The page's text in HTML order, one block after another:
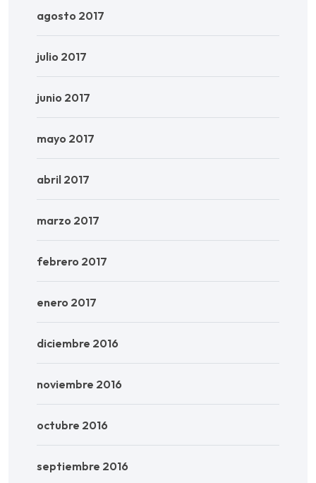
agosto 2017
julio 2017
junio 2017
mayo 2017
abril 2017
marzo 2017
febrero 2017
enero 2017
diciembre 2016
noviembre 2016
octubre 2016
septiembre 2016